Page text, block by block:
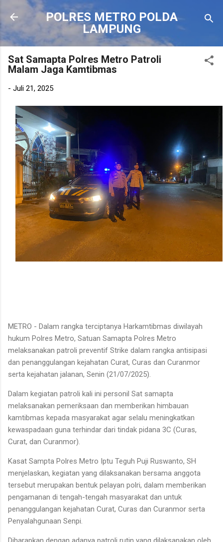
Langsung ke konten utama
POLRES METRO POLDA
LAMPUNG
Sat Samapta Polres Metro Patroli
Malam Jaga Kamtibmas
- Juli 21, 2025
METRO - Dalam rangka terciptanya Harkamtibmas diwilayah
hukum Polres Metro, Satuan Samapta Polres Metro
melaksanakan patroli preventif Strike dalam rangka antisipasi
dan penanggulangan kejahatan Curat, Curas dan Curanmor
serta kejahatan jalanan, Senin (21/07/2025).
Dalam kegiatan patroli kali ini personil Sat samapta
melaksanakan pemeriksaan dan memberikan himbauan
kamtibmas kepada masyarakat agar selalu meningkatkan
kewaspadaan guna terhindar dari tindak pidana 3C (Curas,
Curat, dan Curanmor).
Kasat Sampta Polres Metro Iptu Teguh Puji Ruswanto, SH
menjelaskan, kegiatan yang dilaksanakan bersama anggota
tersebut merupakan bentuk pelayan polri, dalam memberikan
pengamanan di tengah-tengah masyarakat dan untuk
penanggulangan kejahatan Curat, Curas dan Curanmor serta
Penyalahgunaan Senpi.